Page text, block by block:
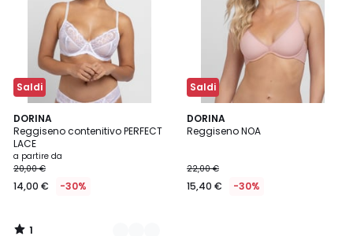
Saldi
DORINA
Reggiseno contenitivo PERFECT
LACE
a partire da
20,00 €
14,00 € -30%
1
/
5
2
Colori
1
Saldi
DORINA
Reggiseno NOA
22,00 €
15,40 € -30%